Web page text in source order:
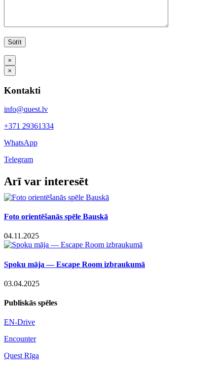
×
×
Kontakti
info@quest.lv
+371 29361334
WhatsApp
Telegram
Facebook
X
LinkedIn
WhatsApp
Telegram
Threads
Vk
Email
Arī var interesēt
Foto orientēšanās spēle Bauskā
04.11.2025
Spoku māja — Escape Room izbraukumā
03.04.2025
Publiskās spēles
EN-Drive
Encounter
Quest Rīga